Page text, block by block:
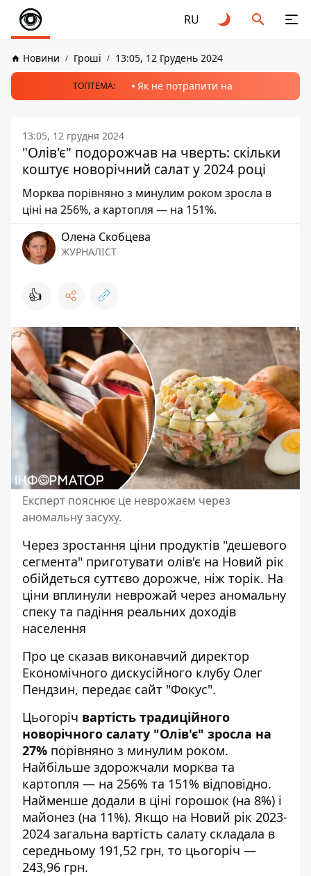
RU
Новини Гроші 13:05, 12 Грудень 2024
ТОПТЕМА: Як не потрапити на
13:05, 12 грудня 2024
"Олів'є" подорожчав на чверть: скільки
коштує новорічний салат у 2024 році
Морква порівняно з минулим роком зросла в
ціні на 256%, а картопля — на 151%.
Олена Скобцева
ЖУРНАЛІСТ
👍
Експерт пояснює це неврожаєм через
аномальну засуху.
Через зростання ціни продуктів "дешевого
сегмента" приготувати олів'є на Новий рік
обійдеться суттєво дорожче, ніж торік. На
ціни вплинули неврожай через аномальну
спеку та падіння реальних доходів
населення
Про це сказав виконавчий директор
Економічного дискусійного клубу Олег
Пендзин, передає сайт "Фокус".
Цьогоріч вартість традиційного
новорічного салату "Олів'є" зросла на
27% порівняно з минулим роком.
Найбільше здорожчали морква та
картопля — на 256% та 151% відповідно.
Найменше додали в ціні горошок (на 8%) і
майонез (на 11%). Якщо на Новий рік 2023-
2024 загальна вартість салату складала в
середньому 191,52 грн, то цьогоріч —
243,96 грн.